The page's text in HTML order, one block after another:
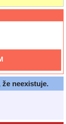
neexistuje.